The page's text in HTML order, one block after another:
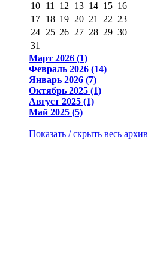
10 11 12 13 14 15 16
17 18 19 20 21 22 23
24 25 26 27 28 29 30
31
Март 2026 (1)
Февраль 2026 (14)
Январь 2026 (7)
Октябрь 2025 (1)
Август 2025 (1)
Май 2025 (5)
Показать / скрыть весь архив